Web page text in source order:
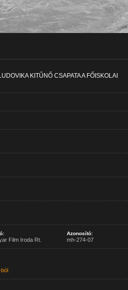
KITŰNŐ CSAPATA A FŐISKOLAI
Film Iroda Rt.
Azonosító:
mh-274-07